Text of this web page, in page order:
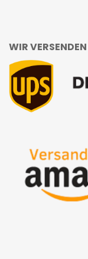
WIR